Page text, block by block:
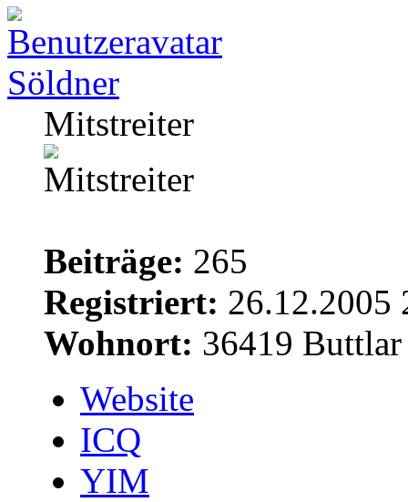
Söldner
Mitstreiter
Beiträge: 265
Registriert: 26.12.2005
Wohnort: 36419 Buttlar
Website
ICQ
YIM